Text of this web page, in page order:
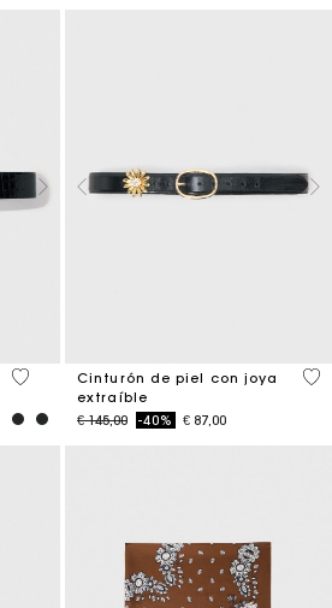
5 out of 5 Customer Rating
Cinturón de piel con joya
extraíble
Price reduced from
€ 145,00to-40% € 87,00
4,5